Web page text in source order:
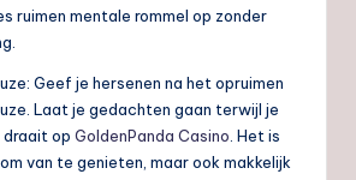
ruimen mentale rommel op zonder
Geef je hersenen na het opruimen
Laat je gedachten gaan terwijl je
draait op GoldenPanda Casino . Het is
van te genieten, maar ook makkelijk